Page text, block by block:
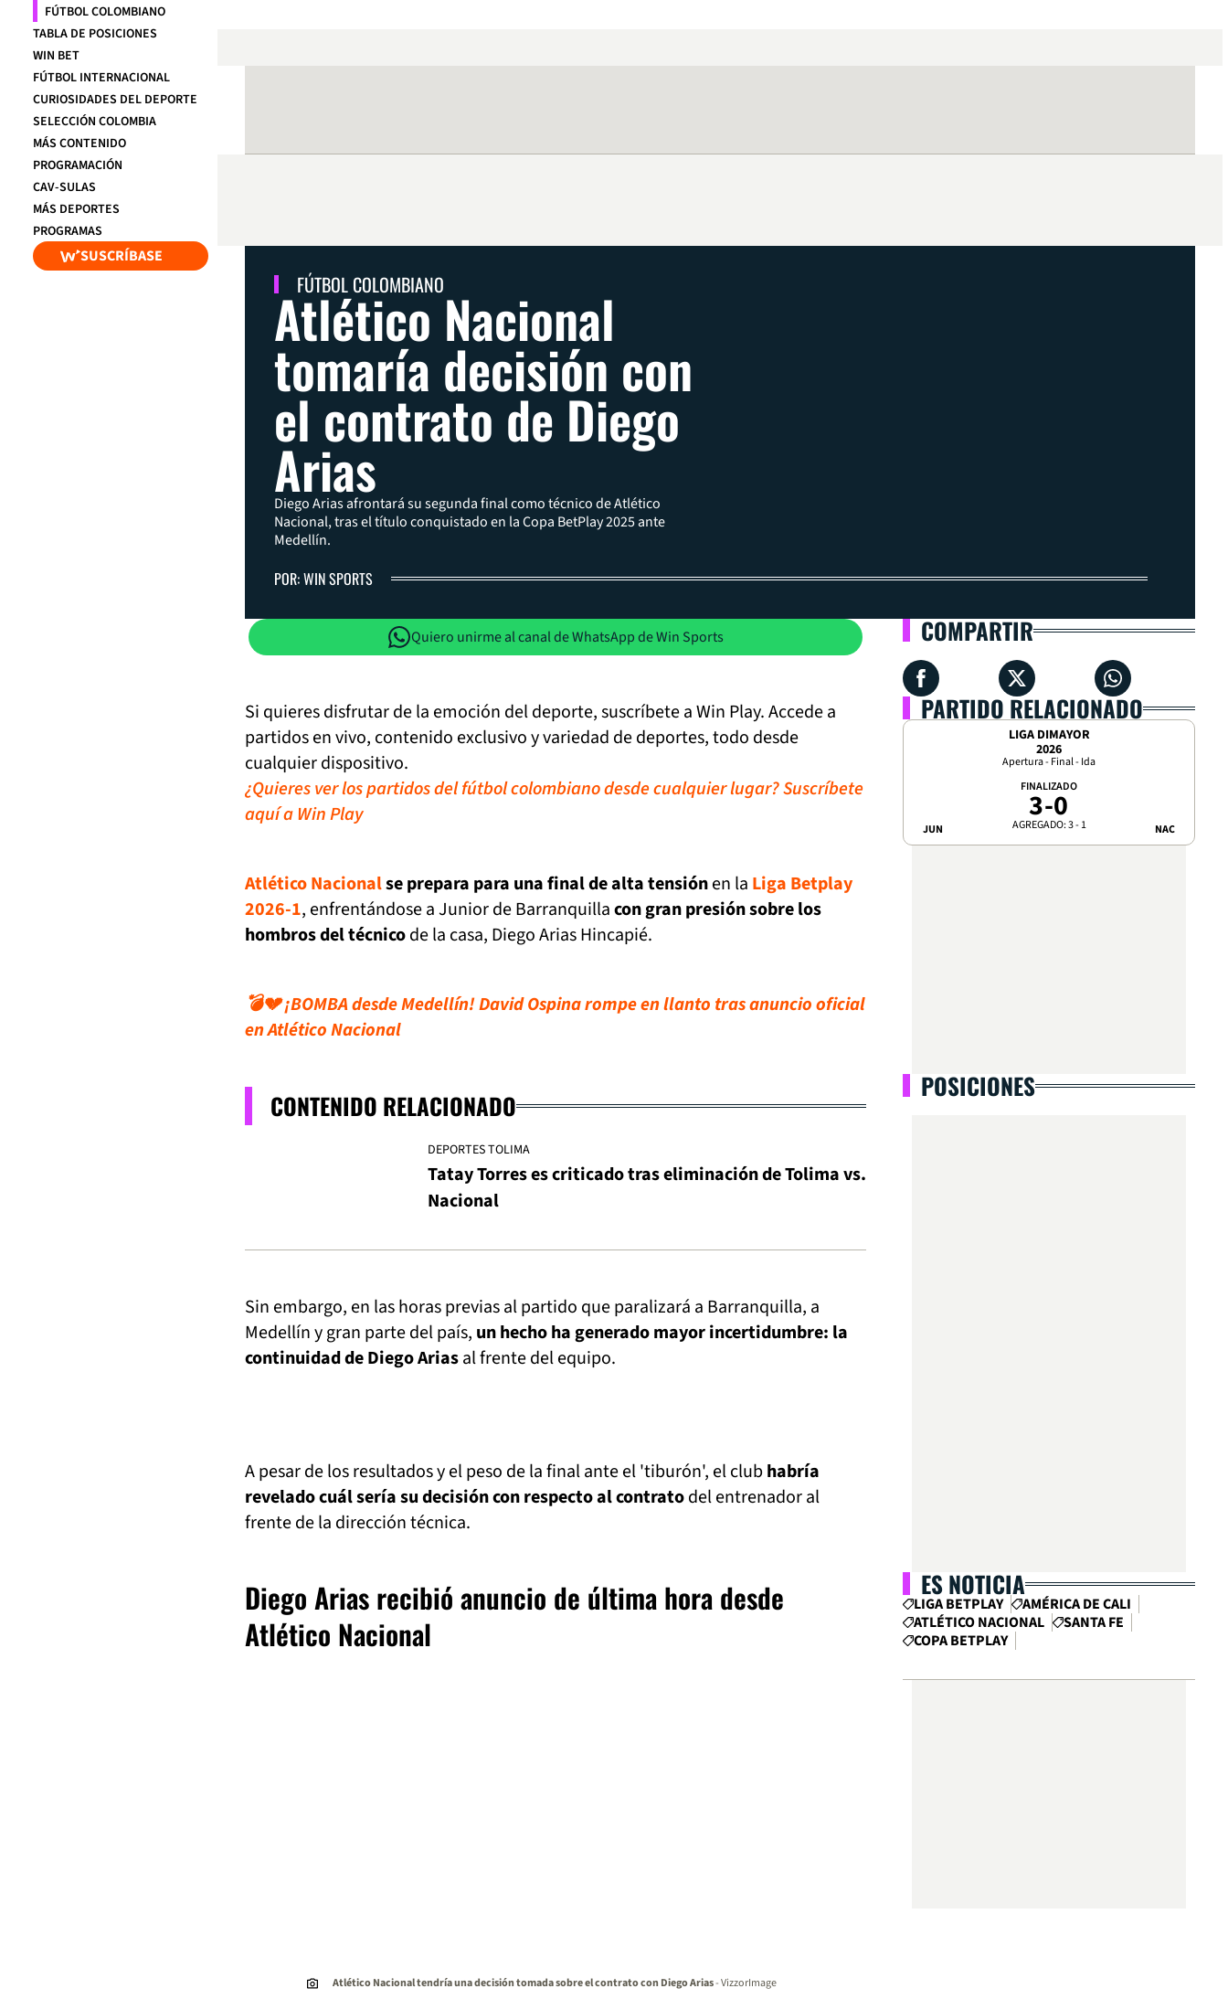
FÚTBOL COLOMBIANO
TABLA DE POSICIONES
WIN BET
FÚTBOL INTERNACIONAL
CURIOSIDADES DEL DEPORTE
SELECCIÓN COLOMBIA
MÁS CONTENIDO
PROGRAMACIÓN
CAV-SULAS
MÁS DEPORTES
PROGRAMAS
SUSCRÍBASE
FÚTBOL COLOMBIANO
Atlético Nacional
tomaría decisión con
el contrato de Diego
Arias
Diego Arias afrontará su segunda final como técnico de Atlético
Nacional, tras el título conquistado en la Copa BetPlay 2025 ante
Medellín.
POR: WIN SPORTS
Quiero unirme al canal de WhatsApp de Win Sports
Si quieres disfrutar de la emoción del deporte, suscríbete a Win Play. Accede a
partidos en vivo, contenido exclusivo y variedad de deportes, todo desde
cualquier dispositivo.
¿Quieres ver los partidos del fútbol colombiano desde cualquier lugar? Suscríbete
aquí a Win Play
Atlético Nacionalse prepara para una final de alta tensiónen la Liga Betplay
2026-1, enfrentándose a Junior de Barranquillacon gran presión sobre los
hombros del técnicode la casa, Diego Arias Hincapié.
💣💔 ¡BOMBA desde Medellín! David Ospina rompe en llanto tras anuncio oficial
en Atlético Nacional
CONTENIDO RELACIONADO
DEPORTES TOLIMA
Tatay Torres es criticado tras eliminación de Tolima vs.
Nacional
Sin embargo, en las horas previas al partido que paralizará a Barranquilla, a
Medellín y gran parte del país, un hecho ha generado mayor incertidumbre: la
continuidad de Diego Ariasal frente del equipo.
A pesar de los resultados y el peso de la final ante el 'tiburón', el clubhabría
revelado cuál sería su decisión con respecto al contratodel entrenador al
frente de la dirección técnica.
Diego Arias recibió anuncio de última hora desde
Atlético Nacional
Atlético Nacional tendría una decisión tomada sobre el contrato con Diego Arias- VizzorImage
COMPARTIR
PARTIDO RELACIONADO
LIGA DIMAYOR
2026
Apertura - Final - Ida
JUN
FINALIZADO
3-0
AGREGADO: 3 - 1 NAC
POSICIONES
ES NOTICIA
LIGA BETPLAY
AMÉRICA DE CALI
ATLÉTICO NACIONAL
SANTA FE
COPA BETPLAY